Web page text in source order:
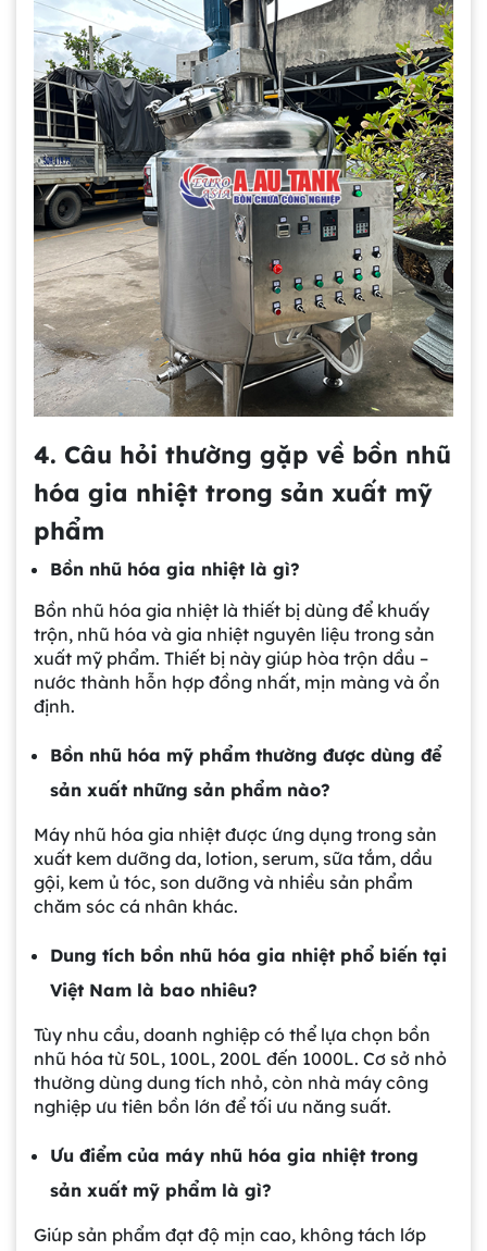
4. Câu hỏi thường gặp về bồn nhũ
hóa gia nhiệt trong sản xuất mỹ
phẩm
Bồn nhũ hóa gia nhiệt là gì?
Bồn nhũ hóa gia nhiệt là thiết bị dùng để khuấy
trộn, nhũ hóa và gia nhiệt nguyên liệu trong sản
xuất mỹ phẩm. Thiết bị này giúp hòa trộn dầu –
nước thành hỗn hợp đồng nhất, mịn màng và ổn
định.
Bồn nhũ hóa mỹ phẩm thường được dùng để
sản xuất những sản phẩm nào?
Máy nhũ hóa gia nhiệt được ứng dụng trong sản
xuất kem dưỡng da, lotion, serum, sữa tắm, dầu
gội, kem ủ tóc, son dưỡng và nhiều sản phẩm
chăm sóc cá nhân khác.
Dung tích bồn nhũ hóa gia nhiệt phổ biến tại
Việt Nam là bao nhiêu?
Tùy nhu cầu, doanh nghiệp có thể lựa chọn bồn
nhũ hóa từ 50L, 100L, 200L đến 1000L. Cơ sở nhỏ
thường dùng dung tích nhỏ, còn nhà máy công
nghiệp ưu tiên bồn lớn để tối ưu năng suất.
Ưu điểm của máy nhũ hóa gia nhiệt trong
sản xuất mỹ phẩm là gì?
Giúp sản phẩm đạt độ mịn cao, không tách lớp